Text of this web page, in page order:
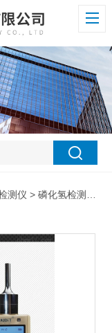
测仪 >磷化氢检测仪